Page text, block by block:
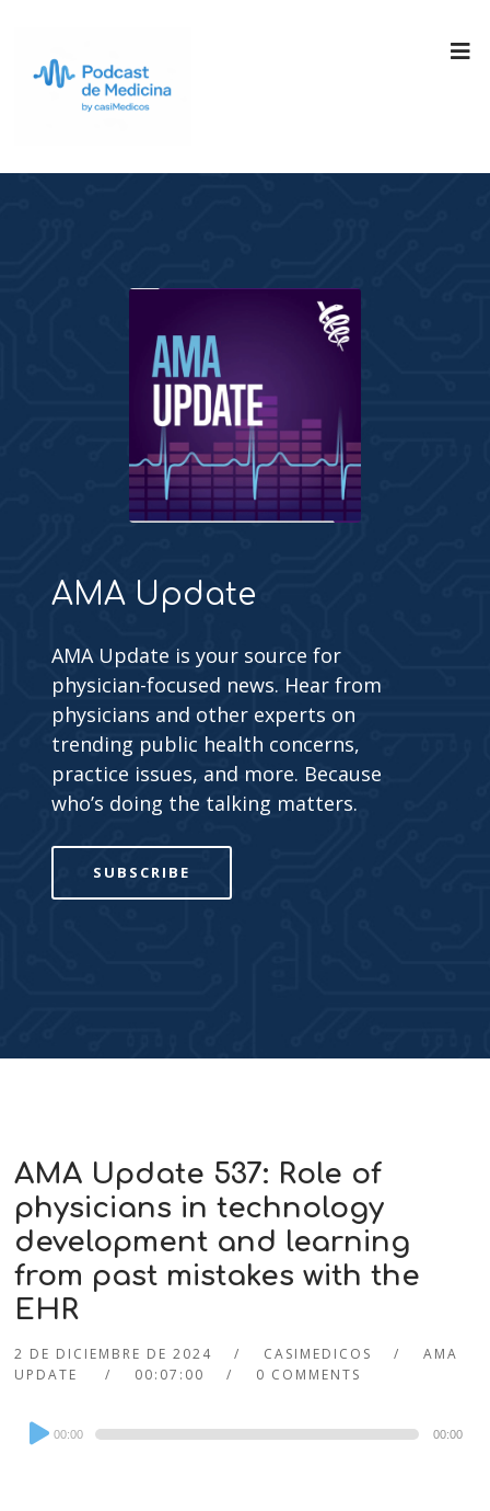
AMA Update
AMA Update is your source for
physician-focused news. Hear from
physicians and other experts on
trending public health concerns,
practice issues, and more. Because
who’s doing the talking matters.
SUBSCRIBE
AMA Update 537: Role of
physicians in technology
development and learning
from past mistakes with the
EHR
2 DE DICIEMBRE DE 2024 CASIMEDICOS
AMA
UPDATE
00:07:00 0 COMMENTS
Audio
Player
00:00 00:00